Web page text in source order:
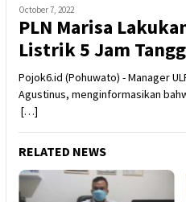
October 7, 2022
PLN Marisa
Listrik 5 Jam
Pojok6.id (Pohuwato) - Manager
Agustinus, menginformasikan
[…]
RELATED NEWS